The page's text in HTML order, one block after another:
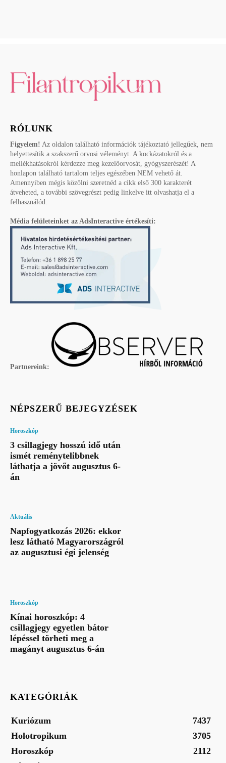
RÓLUNK
Figyelem! Az oldalon található információk tájékoztató jellegűek, nem
helyettesítik a szakszerű orvosi véleményt. A kockázatokról és a
mellékhatásokról kérdezze meg kezelőorvosát, gyógyszerészét! A
honlapon található tartalom teljes egészében NEM vehető át.
Amennyiben mégis közölni szeretnéd a cikk első 300 karakterét
átveheted, a további szövegrészt pedig linkelve itt olvashatja el a
felhasználód.
Média felületeinket az AdsInteractive értékesíti:
Partnereink:
NÉPSZERŰ BEJEGYZÉSEK
Horoszkóp
3 csillagjegy hosszú idő után
ismét reménytelibbnek
láthatja a jövőt augusztus 6-
án
Aktuális
Napfogyatkozás 2026: ekkor
lesz látható Magyarországról
az augusztusi égi jelenség
Horoszkóp
Kínai horoszkóp: 4
csillagjegy egyetlen bátor
lépéssel törheti meg a
magányt augusztus 6-án
KATEGÓRIÁK
Kuriózum
7437
Holotropikum
3705
Horoszkóp
2112